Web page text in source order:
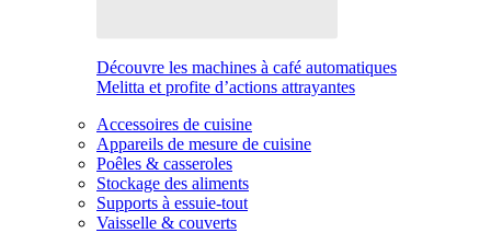
Découvre les machines à café automatiques
Melitta et profite d’actions attrayantes
Accessoires de cuisine
Appareils de mesure de cuisine
Poêles & casseroles
Stockage des aliments
Supports à essuie-tout
Vaisselle & couverts